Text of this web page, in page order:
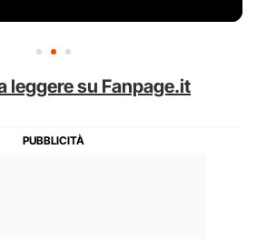
leggere su Fanpage.it